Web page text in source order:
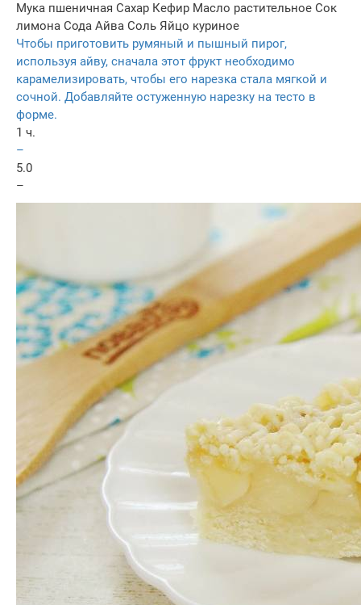
Мука пшеничная Сахар Кефир Масло растительное Сок
лимона Сода Айва Соль Яйцо куриное
Чтобы приготовить румяный и пышный пирог,
используя айву, сначала этот фрукт необходимо
карамелизировать, чтобы его нарезка стала мягкой и
сочной. Добавляйте остуженную нарезку на тесто в
форме.
1 ч.
–
5.0
–